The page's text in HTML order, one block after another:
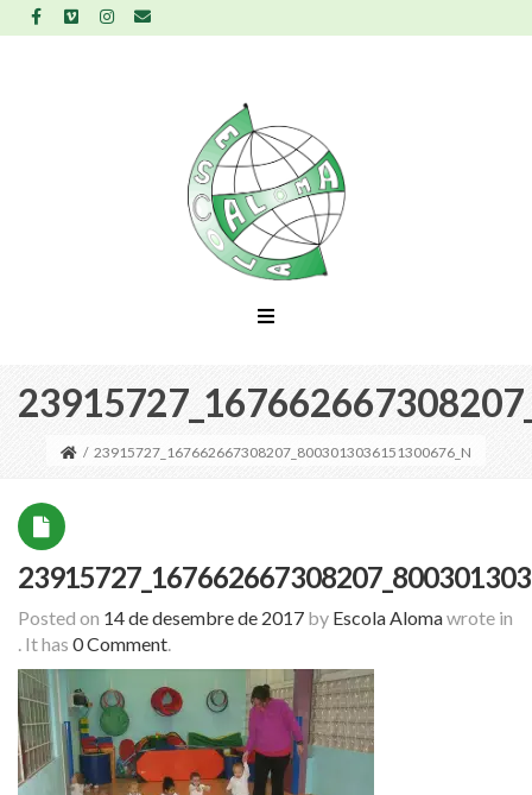
/ 23915727_167662667308207_8003013036151300676_N
Posted on 14 de desembre de 2017 by Escola Alomawrote in
. It has 0 Comment.